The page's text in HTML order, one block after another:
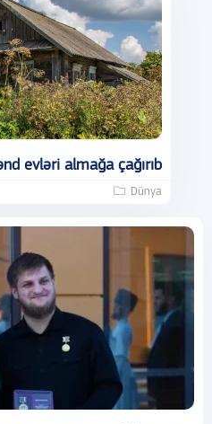
evləri almağa çağırıb
Dünya